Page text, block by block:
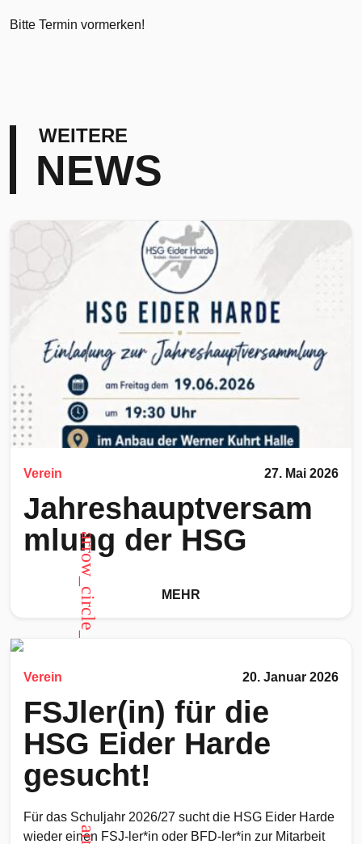
Bitte Termin vormerken!
WEITERE
NEWS
Verein 27. Mai 2026
Jahreshauptversam
mlung der HSG
arrow_circle_up MEHR
Verein 20. Januar 2026
FSJler(in) für die
HSG Eider Harde
gesucht!
Für das Schuljahr 2026/27 sucht die HSG Eider Harde
wieder einen FSJ-ler*in oder BFD-ler*in zur Mitarbeit